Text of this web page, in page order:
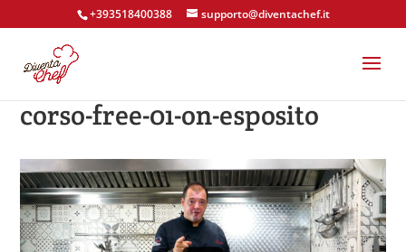
+393518400388 supporto@diventachef.it
corso-free-01-on-esposito